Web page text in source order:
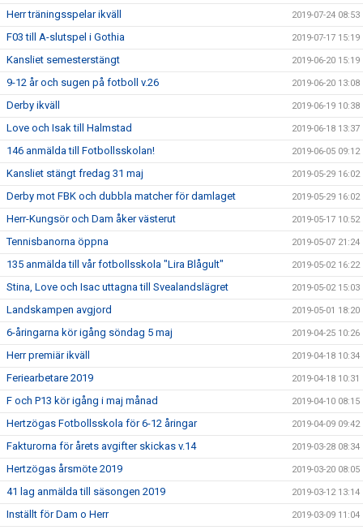
Herr träningsspelar ikväll 2019-07-24 08:53
F03 till A-slutspel i Gothia 2019-07-17 15:19
Kansliet semesterstängt 2019-06-20 15:19
9-12 år och sugen på fotboll v.26 2019-06-20 13:08
Derby ikväll 2019-06-19 10:38
Love och Isak till Halmstad 2019-06-18 13:37
146 anmälda till Fotbollsskolan! 2019-06-05 09:12
Kansliet stängt fredag 31 maj 2019-05-29 16:02
Derby mot FBK och dubbla matcher för damlaget 2019-05-29 16:02
Herr-Kungsör och Dam åker västerut 2019-05-17 10:52
Tennisbanorna öppna 2019-05-07 21:24
135 anmälda till vår fotbollsskola "Lira Blågult" 2019-05-02 16:22
Stina, Love och Isac uttagna till Svealandslägret 2019-05-02 15:03
Landskampen avgjord 2019-05-01 18:20
6-åringarna kör igång söndag 5 maj 2019-04-25 10:26
Herr premiär ikväll 2019-04-18 10:34
Feriearbetare 2019 2019-04-18 10:31
F och P13 kör igång i maj månad 2019-04-10 08:15
Hertzögas Fotbollsskola för 6-12 åringar 2019-04-09 09:42
Fakturorna för årets avgifter skickas v.14 2019-03-28 08:34
Hertzögas årsmöte 2019 2019-03-20 08:05
41 lag anmälda till säsongen 2019 2019-03-12 13:14
Inställt för Dam o Herr 2019-03-09 11:04